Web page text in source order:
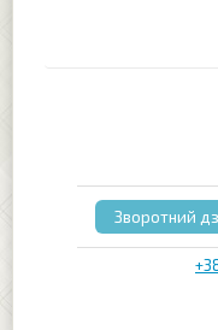
Зворотний